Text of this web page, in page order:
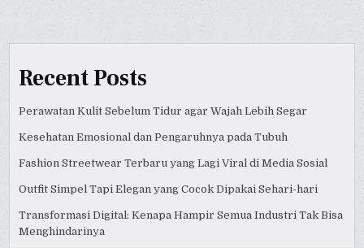
Recent Posts
Perawatan Kulit Sebelum Tidur agar Wajah Lebih Segar
Kesehatan Emosional dan Pengaruhnya pada Tubuh
Fashion Streetwear Terbaru yang Lagi Viral di Media Sosial
Outfit Simpel Tapi Elegan yang Cocok Dipakai Sehari-hari
Transformasi Digital: Kenapa Hampir Semua Industri Tak Bisa
Menghindarinya